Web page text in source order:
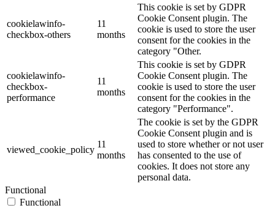
cookielawinfo-
checkbox-others
11
months
This cookie is set by GDPR
Cookie Consent plugin. The
cookie is used to store the user
consent for the cookies in the
category "Other.
cookielawinfo-
checkbox-
performance
11
months
This cookie is set by GDPR
Cookie Consent plugin. The
cookie is used to store the user
consent for the cookies in the
category "Performance".
viewed_cookie_policy
11
months
The cookie is set by the GDPR
Cookie Consent plugin and is
used to store whether or not user
has consented to the use of
cookies. It does not store any
personal data.
Functional
Functional